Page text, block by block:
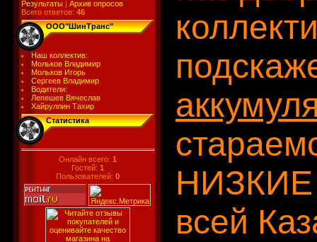
Результаты| Архив опросов
Всего ответов: 46
ООО"ШинТранс"
Наш коллектив:
Мольков Владимир
Мольков Игорь
Сергеев Владимир
Водители:
Лепешев Вячеслав
Хайруллин Тахир
Статистика
Онлайн всего: 1
Гостей: 1
Пользователей: 0
НИЗКИЕ
всей